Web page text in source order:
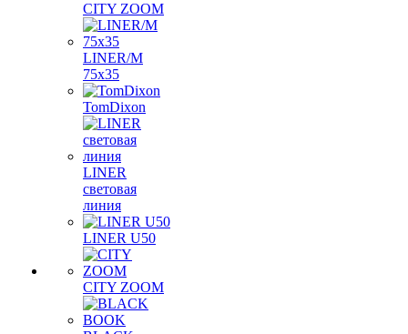
CITY ZOOM
LINER/M
75х35
TomDixon
LINER
световая
линия
LINER U50
CITY ZOOM